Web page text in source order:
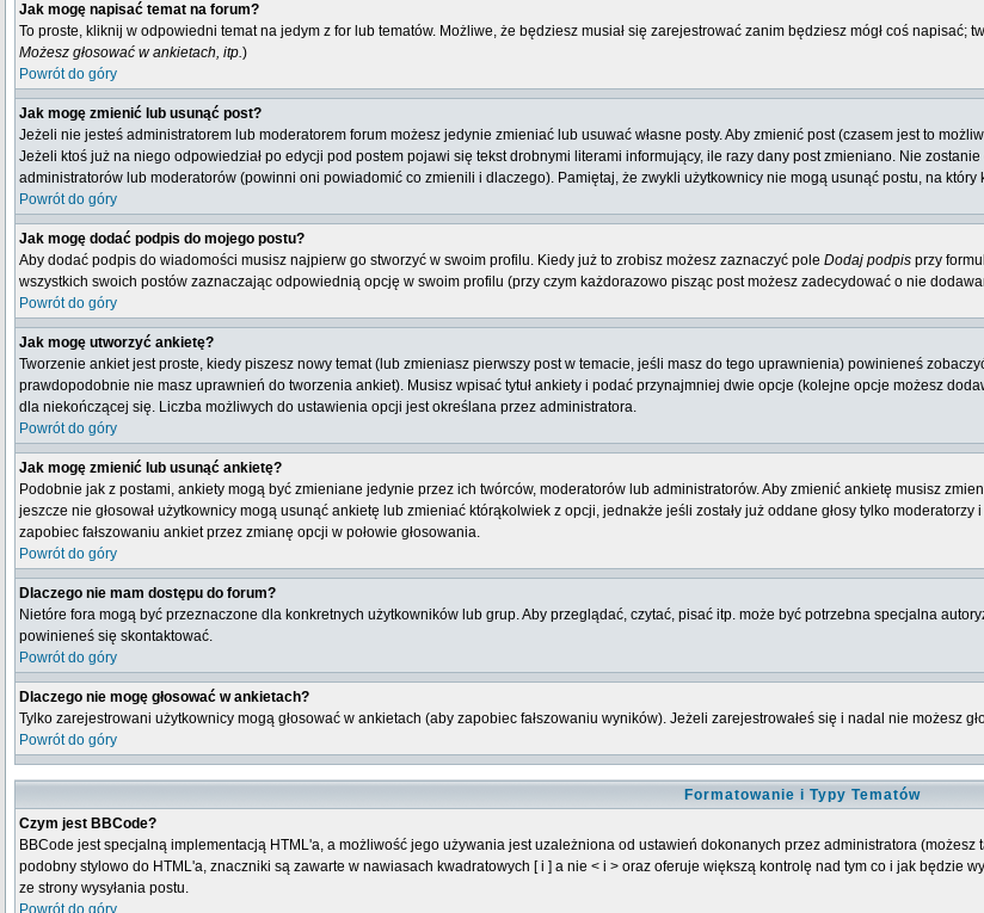
Jak mogę napisać temat na forum?
To proste, kliknij w odpowiedni temat na jedym z for lub tematów. Możliwe, że będziesz musiał się zarejestrować zanim będziesz mógł coś
Możesz głosować w ankietach, itp.)
Powrót do góry
Jak mogę zmienić lub usunąć post?
Jeżeli nie jesteś administratorem lub moderatorem forum możesz jedynie zmieniać lub usuwać własne posty. Aby zmienić post (czasem jest to
Jeżeli ktoś już na niego odpowiedział po edycji pod postem pojawi się tekst drobnymi literami informujący, ile razy dany post zmieniano. Nie
administratorów lub moderatorów (powinni oni powiadomić co zmienili i dlaczego). Pamiętaj, że zwykli użytkownicy nie mogą usunąć postu, na który
Powrót do góry
Jak mogę dodać podpis do mojego postu?
Aby dodać podpis do wiadomości musisz najpierw go stworzyć w swoim profilu. Kiedy już to zrobisz możesz zaznaczyć pole Dodaj podpis przy
wszystkich swoich postów zaznaczając odpowiednią opcję w swoim profilu (przy czym każdorazowo pisząc post możesz zadecydować o nie
Powrót do góry
Jak mogę utworzyć ankietę?
Tworzenie ankiet jest proste, kiedy piszesz nowy temat (lub zmieniasz pierwszy post w temacie, jeśli masz do tego uprawnienia) powinieneś
prawdopodobnie nie masz uprawnień do tworzenia ankiet). Musisz wpisać tytuł ankiety i podać przynajmniej dwie opcje (kolejne opcje możesz
dla niekończącej się. Liczba możliwych do ustawienia opcji jest określana przez administratora.
Powrót do góry
Jak mogę zmienić lub usunąć ankietę?
Podobnie jak z postami, ankiety mogą być zmieniane jedynie przez ich twórców, moderatorów lub administratorów. Aby zmienić ankietę musisz
jeszcze nie głosował użytkownicy mogą usunąć ankietę lub zmieniać którąkolwiek z opcji, jednakże jeśli zostały już oddane głosy tylko
zapobiec fałszowaniu ankiet przez zmianę opcji w połowie głosowania.
Powrót do góry
Dlaczego nie mam dostępu do forum?
Nietóre fora mogą być przeznaczone dla konkretnych użytkowników lub grup. Aby przeglądać, czytać, pisać itp. może być potrzebna specjalna
powinieneś się skontaktować.
Powrót do góry
Dlaczego nie mogę głosować w ankietach?
Tylko zarejestrowani użytkownicy mogą głosować w ankietach (aby zapobiec fałszowaniu wyników). Jeżeli zarejestrowałeś się i nadal nie możesz
Powrót do góry
Formatowanie i Typy Tematów
Czym jest BBCode?
BBCode jest specjalną implementacją HTML'a, a możliwość jego używania jest uzależniona od ustawień dokonanych przez administratora
podobny stylowo do HTML'a, znaczniki są zawarte w nawiasach kwadratowych [ i ] a nie < i > oraz oferuje większą kontrolę nad tym co i jak będzie
ze strony wysyłania postu.
Powrót do góry